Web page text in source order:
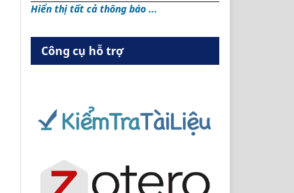
Hiển thị tất cả thông báo ...
Công cụ hỗ trợ